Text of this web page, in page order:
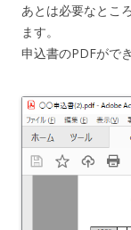
あとは必要なとこ
ます。
申込書のPDFがで